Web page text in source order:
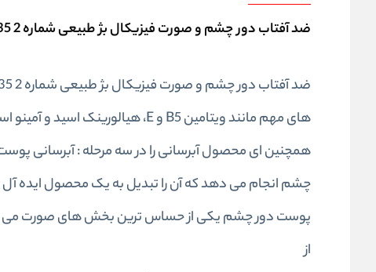
ضد آفتاب دور چشم و صورت فیزیکال بژ طبیعی شماره 2 SPF35 پیکسل | 50 میل
های مهم مانند ویتامین B5 و E، هیالورینک اسید و آمینو اسید های مفید برای پوست باعث آبرسانی پوست شما نیز می شود.
همچنین ای محصول آبرسانی را در سه مرحله :
چشم انجام می دهد که آن را تبدیل به یک محصول ایده
پوست دور چشم یکی از حساس ترین بخش های صورت می
از